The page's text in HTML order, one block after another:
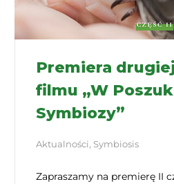
Premiera
filmu „W
Symbiozy”
Aktualności, Symbiosis
Zapraszamy na premierę II